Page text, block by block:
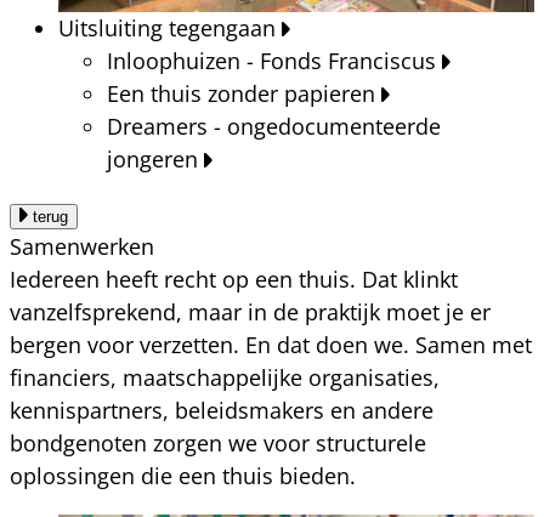
Uitsluiting tegengaan
Inloophuizen - Fonds Franciscus
Een thuis zonder papieren
Dreamers - ongedocumenteerde
jongeren
terug
Samenwerken
Iedereen heeft recht op een thuis. Dat klinkt
vanzelfsprekend, maar in de praktijk moet je er
bergen voor verzetten. En dat doen we. Samen met
financiers, maatschappelijke organisaties,
kennispartners, beleidsmakers en andere
bondgenoten zorgen we voor structurele
oplossingen die een thuis bieden.